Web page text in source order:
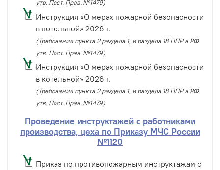
утв. Пост. Прав. №1479)
Инструкция «О мерах пожарной безопасности
в котельной» 2026 г.
(Требования пункта 2 раздела 1, и раздела 18 ППР в РФ
утв. Пост. Прав. №1479)
Инструкция «О мерах пожарной безопасности
в котельной» 2026 г.
(Требования пункта 2 раздела 1, и раздела 18 ППР в РФ
утв. Пост. Прав. №1479)
Проведение инструктажей с работниками
производства, цеха по Приказу МЧС России
№1120
Приказ по противопожарным инструктажам с